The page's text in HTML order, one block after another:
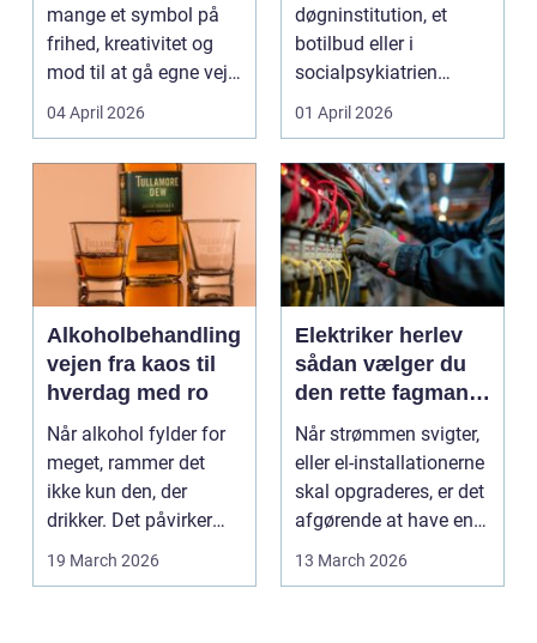
mange et symbol på
frihed, kreativitet og
mod til at gå egne veje.
Den samme ånd ...
04 April 2026
døgninstitution, et
botilbud eller i
socialpsykiatrien
pludselig ændrer sig,
kan...
01 April 2026
Alkoholbehandling
vejen fra kaos til
hverdag med ro
Når alkohol fylder for
meget, rammer det
ikke kun den, der
drikker. Det påvirker
også familie, arbej...
19 March 2026
Elektriker herlev
sådan vælger du
den rette fagmand
til dine el-opgaver
Når strømmen svigter,
eller el-installationerne
skal opgraderes, er det
afgørende at have en
pålidel...
13 March 2026